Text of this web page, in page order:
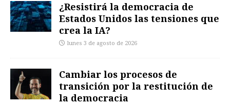
¿Resistirá la democracia de
Estados Unidos las tensiones que
crea la IA?
lunes 3 de agosto de 2026
Cambiar los procesos de
transición por la restitución de
la democracia